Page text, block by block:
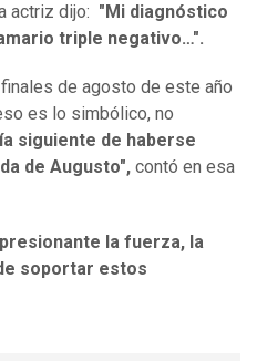
actriz dijo: "Mi diagnóstico
triple negativo…".
de agosto de este año
es lo simbólico, no
siguiente de haberse
de Augusto", contó en esa
la fuerza, la
soportar estos